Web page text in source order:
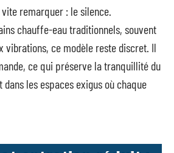
remarquer : le silence.
chauffe-eau traditionnels, souvent
vibrations, ce modèle reste discret. Il
ce qui préserve la tranquillité du
les espaces exigus où chaque